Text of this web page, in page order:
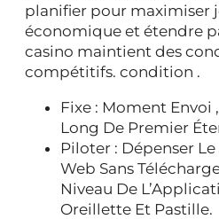
planifier pour maximiser
économique et étendre
casino maintient des
compétitifs. condition .
Fixe : Moment Envoi
Long De Premier
Piloter : Dépenser
Web Sans
Niveau De
Oreillette Et Pastille.